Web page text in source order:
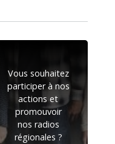
Vous souhaitez
participer à nos
actions et
promouvoir
nos radios
régionales ?